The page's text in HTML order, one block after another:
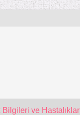
Bilgileri ve Hastalıklar